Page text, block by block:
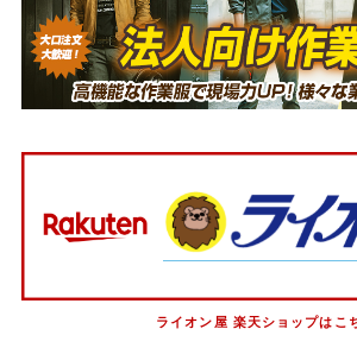
ライオン屋 楽天ショップはこ